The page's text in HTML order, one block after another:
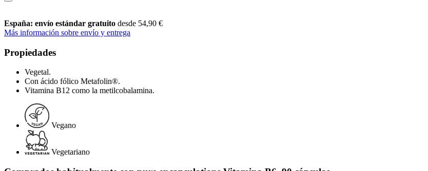
España: envío estándar gratuito desde 54,90 €
Más información sobre envío y entrega
Propiedades
Vegetal.
Con ácido fólico Metafolin®.
Vitamina B12 como la metilcobalamina.
Vegano
Vegetariano